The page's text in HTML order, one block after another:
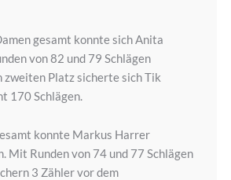
gesamt konnte sich Anita
von 82 und 79 Schlägen
zweiten Platz sicherte sich Tik
170 Schlägen.
konnte Markus Harrer
Mit Runden von 74 und 77 Schlägen
3 Zähler vor dem